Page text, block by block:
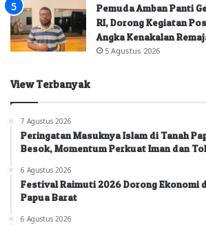
Pemuda Amban Panti
RI, Dorong Kegiatan
Angka Kenakalan
5 Agustus 2026
View Terbanyak
7 Agustus 2026
Peringatan Masuknya Islam di Tanah
Besok, Momentum Perkuat Iman dan
6 Agustus 2026
Festival Raimuti 2026 Dorong Ekonomi
Papua Barat
6 Agustus 2026